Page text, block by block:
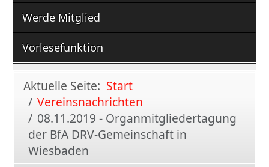
Werde Mitglied
Vorlesefunktion
Aktuelle Seite: Start
Vereinsnachrichten
08.11.2019 - Organmitgliedertagung
der BfA DRV-Gemeinschaft in
Wiesbaden